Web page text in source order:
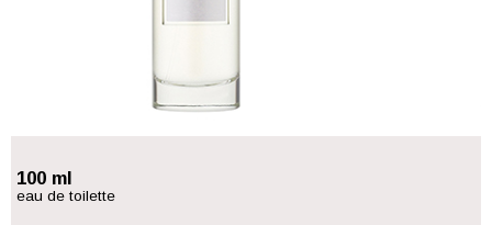
100 ml
eau de toilette